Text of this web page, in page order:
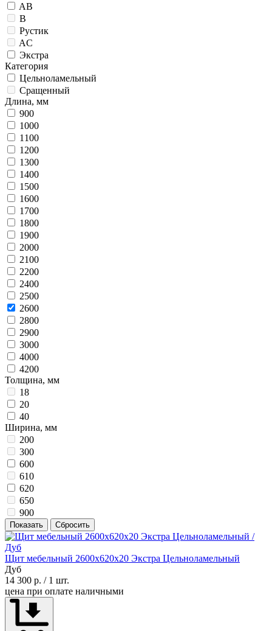
AB
B
Рустик
AC
Экстра
Категория
Цельноламельный
Сращенный
Длина, мм
900
1000
1100
1200
1300
1400
1500
1600
1700
1800
1900
2000
2100
2200
2400
2500
2600
2800
2900
3000
4000
4200
Толщина, мм
18
20
40
Ширина, мм
200
300
600
610
620
650
900
Показать Сбросить
Щит мебельный 2600х620х20 Экстра Цельноламельный
Дуб
14 300 р. / 1 шт.
цена при оплате наличными